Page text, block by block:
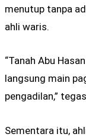
menutup tanpa
ahli waris.
“Tanah Abu
langsung main
pengadilan,”
Sementara itu,